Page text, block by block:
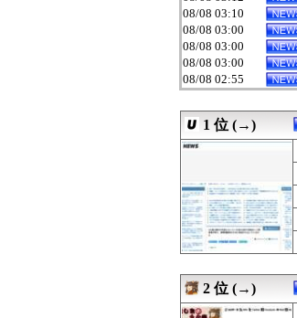
08/08 03:10
08/08 03:00
08/08 03:00
08/08 03:00
08/08 02:55
08/08 02:39
08/08 02:27
08/08 02:12
08/08 01:55
08/08 01:40
08/08 01:31
08/08 01:12
08/08 01:03
08/08 01:00
08/08 01:00
1 位 (→)
2 位 (→)